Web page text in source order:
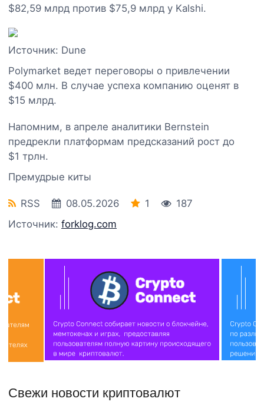
$82,59 млрд против $75,9 млрд у Kalshi.
Источник: Dune
Polymarket ведет переговоры о привлечении
$400 млн. В случае успеха компанию оценят в
$15 млрд.
Напомним, в апреле аналитики Bernstein
предрекли платформам предсказаний рост до
$1 трлн.
Премудрые киты
RSS 08.05.2026 1
187
Источник: forklog.com
Свежи новости криптовалют